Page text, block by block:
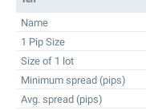
Name
1 Pip Size
Size of 1 lot
Minimum spread (pips)
Avg. spread (pips)